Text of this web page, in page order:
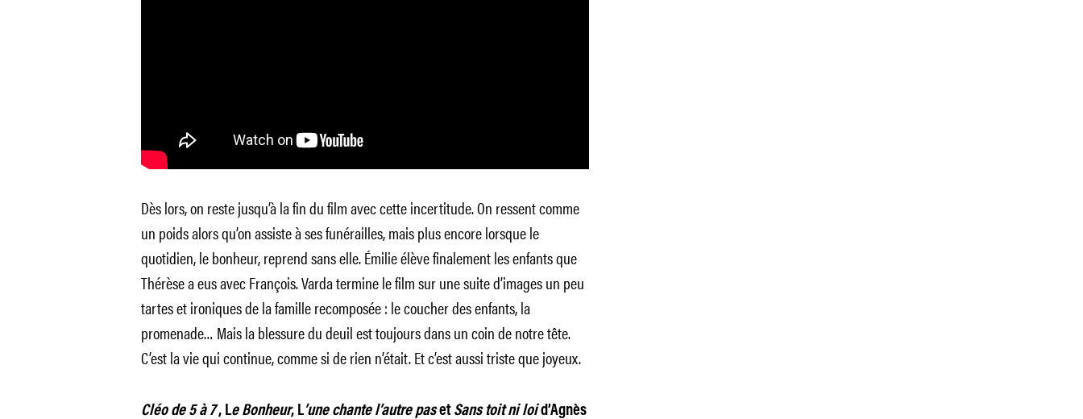
Dès lors, on reste jusqu’à la fin du film avec cette incertitude. On ressent comme
un poids alors qu’on assiste à ses funérailles, mais plus encore lorsque le
quotidien, le bonheur, reprend sans elle. Émilie élève finalement les enfants que
Thérèse a eus avec François. Varda termine le film sur une suite d’images un peu
tartes et ironiques de la famille recomposée : le coucher des enfants, la
promenade… Mais la blessure du deuil est toujours dans un coin de notre tête.
C’est la vie qui continue, comme si de rien n’était. Et c’est aussi triste que joyeux.
Cléo de 5 à 7, Le Bonheur, L’une chante l’autre paset Sans toit ni loid’Agnès